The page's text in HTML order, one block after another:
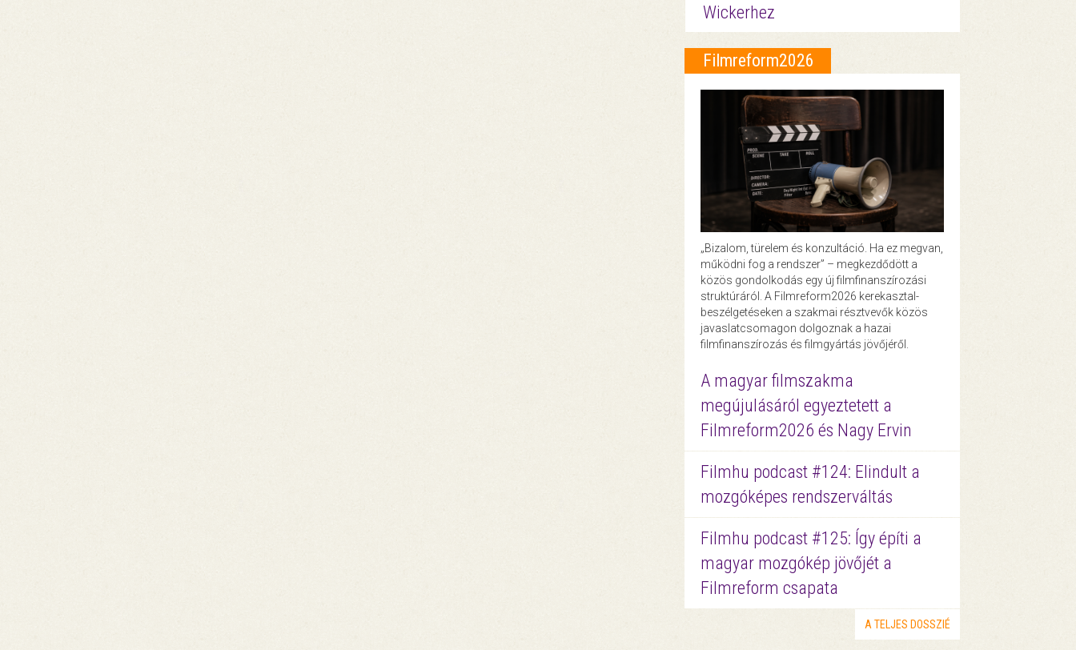
Wickerhez
Filmreform2026
„Bizalom, türelem és konzultáció. Ha ez megvan,
működni fog a rendszer” – megkezdődött a
közös gondolkodás egy új filmfinanszírozási
struktúráról. A Filmreform2026 kerekasztal-
beszélgetéseken a szakmai résztvevők közös
javaslatcsomagon dolgoznak a hazai
filmfinanszírozás és filmgyártás jövőjéről.
A magyar filmszakma
megújulásáról egyeztetett a
Filmreform2026 és Nagy Ervin
Filmhu podcast #124: Elindult a
mozgóképes rendszerváltás
Filmhu podcast #125: Így építi a
magyar mozgókép jövőjét a
Filmreform csapata
A TELJES DOSSZIÉ